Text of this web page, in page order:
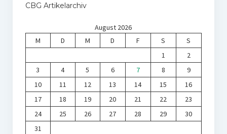
CBG Artikelarchiv
August 2026
M
D M D F S
S
1
2
3
4 5 6 7 8
9
10
11 12 13 14 15
16
17
18 19 20 21 22
23
24
25 26 27 28 29
30
31